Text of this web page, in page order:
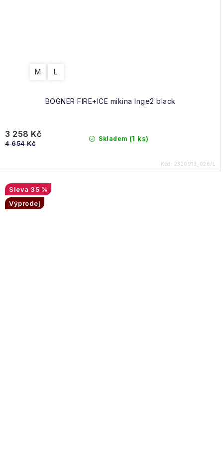
BOGNER FIRE+ICE mikina Inge2 black
M L
Skladem (1 ks)
3 258 Kč
4 654 Kč
Kód: 2320913_026/L
35 %
Výprodej